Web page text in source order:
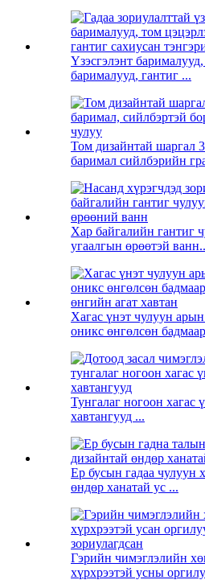
Үзэсгэлэнт
барималууд, гантиг ...
Том дизайнтай шаргал
баримал сийлбэрийн
Хар байгалийн гантиг
угаалгын өрөөтэй
Хагас үнэт чулуун арын
оникс өнгөлсөн
Тунгалаг ногоон хагас
хавтангууд ...
Ер бусын гадаа чулуун
өндөр ханатай ус ...
Гэрийн чимэглэлийн
хүрхрээтэй усны